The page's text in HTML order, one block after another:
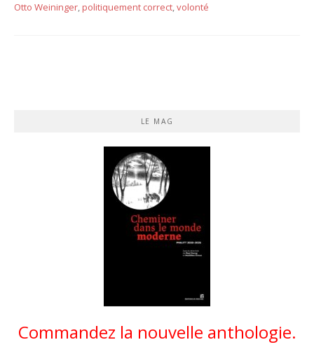
Otto Weininger,politiquement correct,volonté
LE MAG
Commandez la nouvelle anthologie.